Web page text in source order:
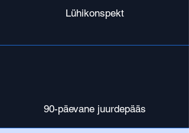
Lühikonspekt
90-päevane juurdepääs